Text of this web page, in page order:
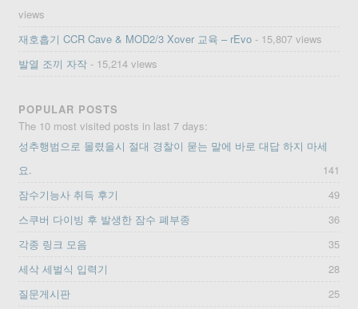
views
재호흡기 CCR Cave & MOD2/3 Xover 교육 – rEvo - 15,807 views
발열 조끼 자작 - 15,214 views
POPULAR POSTS
The 10 most visited posts in last 7 days:
성추행범으로 몰렸을시 절대 경찰이 묻는 말에 바로 대답 하지 마세
요.
141
잠수기능사 취득 후기
49
스쿠버 다이빙 후 발생한 잠수 폐부종
36
각종 링크 모음
35
세삭 세벌식 입력기
28
질문게시판
25